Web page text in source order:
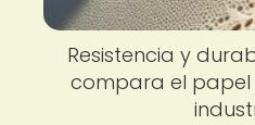
Resistencia y
compara el papel